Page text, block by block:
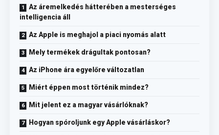
Az áremelkedés hátterében a mesterséges
intelligencia áll
Az Apple is meghajol a piaci nyomás alatt
Mely termékek drágultak pontosan?
Az iPhone ára egyelőre változatlan
Miért éppen most történik mindez?
Mit jelent ez a magyar vásárlóknak?
Hogyan spóroljunk egy Apple vásárláskor?